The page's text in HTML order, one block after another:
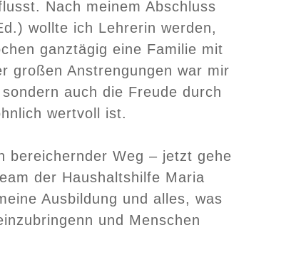
Nach meinem Abschluss
wollte ich Lehrerin werden,
ganztägig eine Familie mit
großen Anstrengungen war mir
auch die Freude durch
wertvoll ist.
bereichernder Weg – jetzt gehe
der Haushaltshilfe Maria
Ausbildung und alles, was
und Menschen